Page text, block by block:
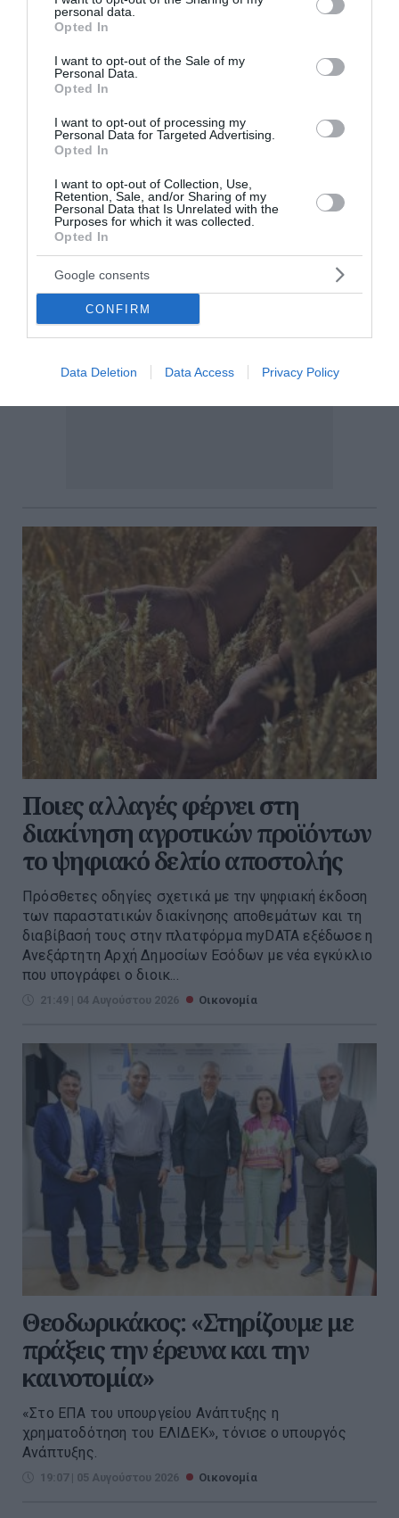
grant or deny consent to Google and its third-party tags to
use your data for below specified purposes in below Google
consent section.
personal data.
Opted In
I want to opt-out of the Sale of my
Personal Data.
Opted In
I want to opt-out of processing my
Personal Data for Targeted Advertising.
Opted In
I want to opt-out of Collection, Use,
Retention, Sale, and/or Sharing of my
Personal Data that Is Unrelated with the
Purposes for which it was collected.
Opted In
Google consents
CONFIRM
Data Deletion Data Access Privacy Policy
Ποιες αλλαγές φέρνει στη
διακίνηση αγροτικών προϊόντων
το ψηφιακό δελτίο αποστολής
Πρόσθετες οδηγίες σχετικά με την ψηφιακή έκδοση
των παραστατικών διακίνησης αποθεμάτων και τη
διαβίβασή τους στην πλατφόρμα myDATA εξέδωσε η
Ανεξάρτητη Αρχή Δημοσίων Εσόδων με νέα εγκύκλιο
που υπογράφει ο διοικ...
21:49 | 04 Αυγούστου 2026 Οικονομία
Θεοδωρικάκος: «Στηρίζουμε με
πράξεις την έρευνα και την
καινοτομία»
«Στο ΕΠΑ του υπουργείου Ανάπτυξης η
χρηματοδότηση του ΕΛΙΔΕΚ», τόνισε ο υπουργός
Ανάπτυξης.
19:07 | 05 Αυγούστου 2026 Οικονομία